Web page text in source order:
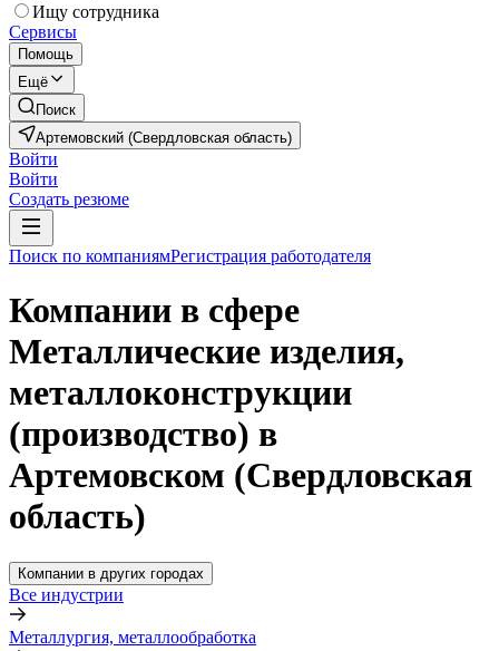
Ищу сотрудника
Сервисы
Помощь
Ещё
Поиск
Артемовский (Свердловская область)
Войти
Войти
Создать резюме
Поиск по компаниямРегистрация работодателя
Компании в сфере
Металлические изделия,
металлоконструкции
(производство) в
Артемовском (Свердловская
область)
Компании в других городах
Все индустрии
Металлургия, металлообработка